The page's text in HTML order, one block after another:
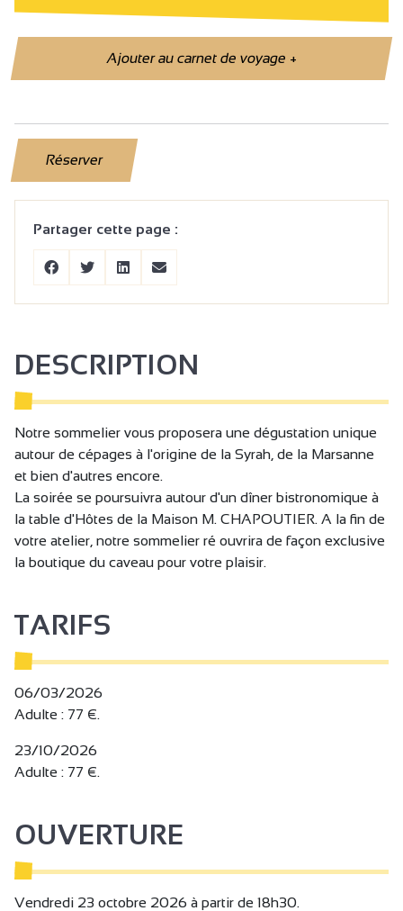
Ajouter au carnet de voyage+
Réserver
Partager cette page :
DESCRIPTION
Notre sommelier vous proposera une dégustation unique
autour de cépages à l'origine de la Syrah, de la Marsanne
et bien d'autres encore.
La soirée se poursuivra autour d'un dîner bistronomique à
la table d'Hôtes de la Maison M. CHAPOUTIER. A la fin de
votre atelier, notre sommelier ré ouvrira de façon exclusive
la boutique du caveau pour votre plaisir.
TARIFS
06/03/2026
Adulte : 77 €.
23/10/2026
Adulte : 77 €.
OUVERTURE
Vendredi 23 octobre 2026 à partir de 18h30.